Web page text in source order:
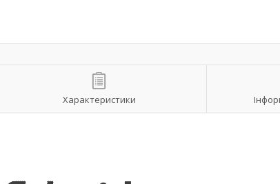
Характеристики